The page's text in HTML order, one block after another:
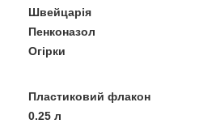
Швейцарія
Пенконазол
Огірки
Пластиковий флакон
0.25 л